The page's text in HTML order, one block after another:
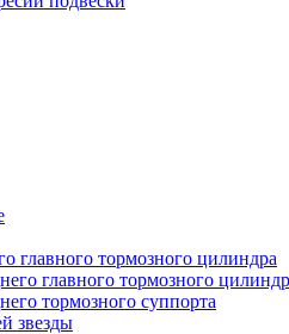
главного тормозного цилиндра
главного тормозного
тормозного суппорта
звезды